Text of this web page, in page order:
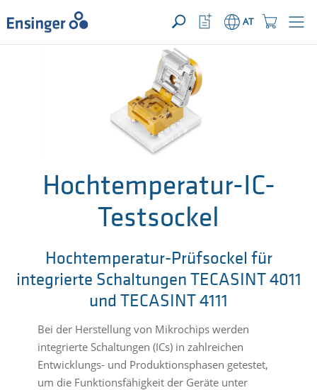
IHRE ANFRAGE ({{productCount}} Produkte)ÖFFNEN
home_logo_aria AT
Hochtemperatur-IC-
Testsockel
Hochtemperatur-Prüfsockel für
integrierte Schaltungen TECASINT 4011
und TECASINT 4111
Bei der Herstellung von Mikrochips werden
integrierte Schaltungen (ICs) in zahlreichen
Entwicklungs- und Produktionsphasen getestet,
um die Funktionsfähigkeit der Geräte unter